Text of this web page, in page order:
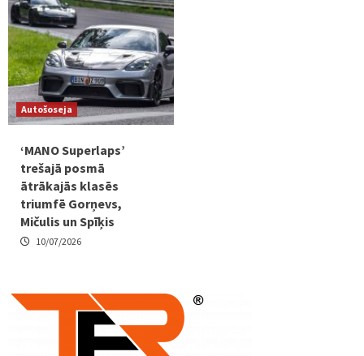
Autošoseja
‘MANO Superlaps’
trešajā posmā
ātrākajās klasēs
triumfē Gorņevs,
Mičulis un Spīķis
10/07/2026